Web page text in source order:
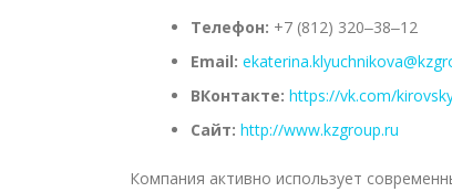
Телефон: +7 (812) 320‒38‒12
Email:
ВКонтакте: https://vk.com/
Сайт: http://www.kzgroup.ru
Компания активно использует